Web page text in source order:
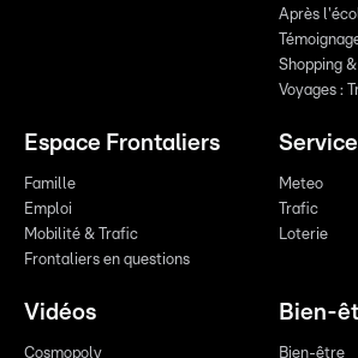
Après
Shopping
Voyages :
Espace Frontaliers
Famille
Emploi
Mobilité & Trafic
Frontaliers en questions
Meteo
Trafic
Loterie
Vidéos
Cosmopoly
Bien-
Bien-être